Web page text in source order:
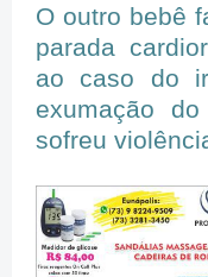
O outro bebê
parada
ao caso do
exumação
sofreu